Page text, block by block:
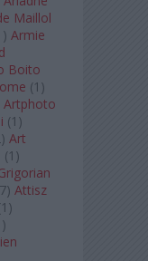
Maillol
) Armie
Boito
(1 )
Artphoto
(1 )
) Art
(1 )
7) Attisz
1 )
)